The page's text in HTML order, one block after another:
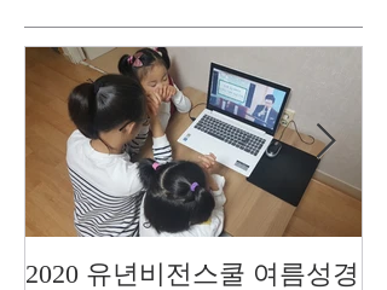
2020 유년비전스쿨 여름성경